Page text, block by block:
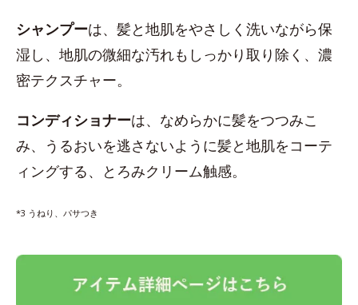
シャンプーは、髪と地肌をやさしく洗いながら保
湿し、地肌の微細な汚れもしっかり取り除く、濃
密テクスチャー。
コンディショナーは、なめらかに髪をつつみこ
み、うるおいを逃さないように髪と地肌をコーテ
ィングする、とろみクリーム触感。
*3 うねり、パサつき